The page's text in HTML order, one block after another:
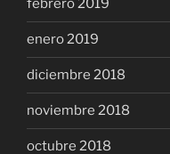
febrero 2019
enero 2019
diciembre 2018
noviembre 2018
octubre 2018